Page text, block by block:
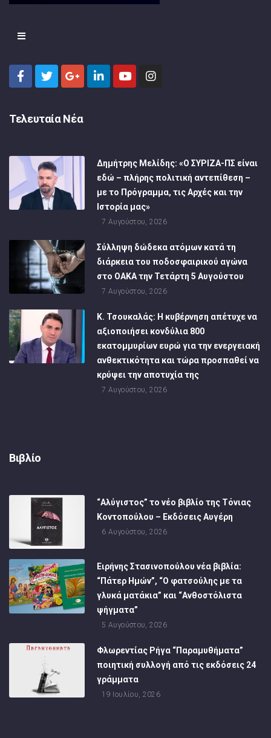
Τελευταία Νέα
Δημήτρης Μελίδης: «Ο ΣΥΡΙΖΑ-ΠΣ είναι
εδώ – πλήρης πολιτική αντεπίθεση –
με το Πρόγραμμα, τις Αρχές και την
Ιστορία μας»
7 Αυγούστου, 2026
Σύλληψη δώδεκα ατόμων κατά τη
διάρκεια του ποδοσφαιρικού αγώνα
στο ΟΑΚΑ την Τετάρτη 5 Αυγούστου
7 Αυγούστου, 2026
Κ. Τσουκαλάς: Η κυβέρνηση απέτυχε να
αξιοποιήσει κονδύλια 800
εκατομμυρίων ευρώ για την ενεργειακή
ανθεκτικότητα και τώρα προσπαθεί να
κρύψει την αποτυχία της
7 Αυγούστου, 2026
Βιβλίο
“Αλύγιστος” το νέο βιβλίο της Τόνιας
Κοντοπούλου – Εκδόσεις Αυγέρη
6 Αυγούστου, 2026
Ειρήνης Στασινοπούλου νέα βιβλία:
“Πάτερ Ημών”, “Ο φατσούλης με τα
γλυκά ματάκια” και “Ανθοστόλιστα
ψήγματα”
5 Αυγούστου, 2026
Φλωρεντίας Ρήγα “Παραμυθήματα”
ποιητική συλλογή από τις εκδόσεις 24
γράμματα
19 Ιουλίου, 2026